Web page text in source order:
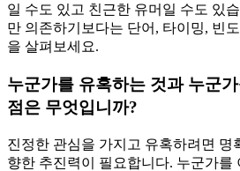
일 수도 있고 친근한 유머일 수도 있
만 의존하기보다는 단어, 타이밍, 빈
을 살펴보세요.
누군가를 유혹하는 것과 누군
점은 무엇입니까?
진정한 관심을 가지고 유혹하려면 명
향한 추진력이 필요합니다. 누군가를